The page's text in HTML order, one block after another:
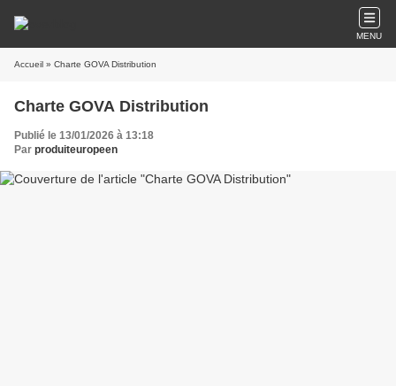
MENU
Accueil » Charte GOVA Distribution
Charte GOVA Distribution
Publié le 13/01/2026 à 13:18
Par produiteuropeen